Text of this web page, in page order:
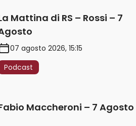
Mattina di RS – Rossi – 7
07 agosto 2026, 15:15
Podcast
Maccheroni – 7 Agosto